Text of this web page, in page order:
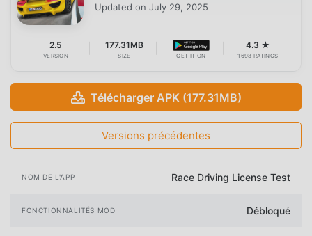
Updated on July 29, 2025
2.5
VERSION
177.31MB
SIZE GET IT ON
4.3 ★
1698 RATINGS
Télécharger APK (177.31MB)
Versions précédentes
NOM DE L'APP Race Driving License Test
FONCTIONNALITÉS MOD Débloqué